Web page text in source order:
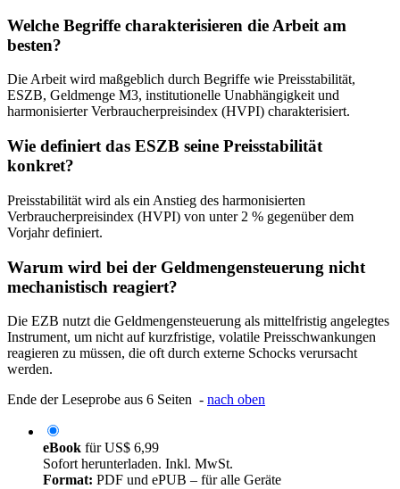
Welche Begriffe charakterisieren die Arbeit am
besten?
Die Arbeit wird maßgeblich durch Begriffe wie Preisstabilität,
ESZB, Geldmenge M3, institutionelle Unabhängigkeit und
harmonisierter Verbraucherpreisindex (HVPI) charakterisiert.
Wie definiert das ESZB seine Preisstabilität
konkret?
Preisstabilität wird als ein Anstieg des harmonisierten
Verbraucherpreisindex (HVPI) von unter 2 % gegenüber dem
Vorjahr definiert.
Warum wird bei der Geldmengensteuerung nicht
mechanistisch reagiert?
Die EZB nutzt die Geldmengensteuerung als mittelfristig angelegtes
Instrument, um nicht auf kurzfristige, volatile Preisschwankungen
reagieren zu müssen, die oft durch externe Schocks verursacht
werden.
Ende der Leseprobe aus 6 Seiten - nach oben
eBook fürUS$ 6,99
Sofort herunterladen. Inkl. MwSt.
Format: PDF und ePUB – für alle Geräte